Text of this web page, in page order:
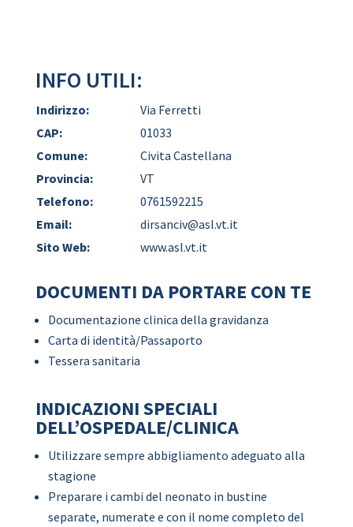
INFO UTILI:
Indirizzo:
Via Ferretti
CAP:
01033
Comune:
Civita Castellana
Provincia:
VT
Telefono:
0761592215
Email:
dirsanciv@asl.vt.it
Sito Web:
www.asl.vt.it
DOCUMENTI DA PORTARE CON TE
Documentazione clinica della gravidanza
Carta di identità/Passaporto
Tessera sanitaria
INDICAZIONI SPECIALI
DELL’OSPEDALE/CLINICA
Utilizzare sempre abbigliamento adeguato alla
stagione
Preparare i cambi del neonato in bustine
separate, numerate e con il nome completo del